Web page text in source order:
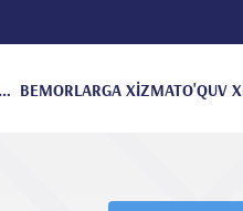
DAVOLANISH BEMORLARGA XİZMATO'QUV